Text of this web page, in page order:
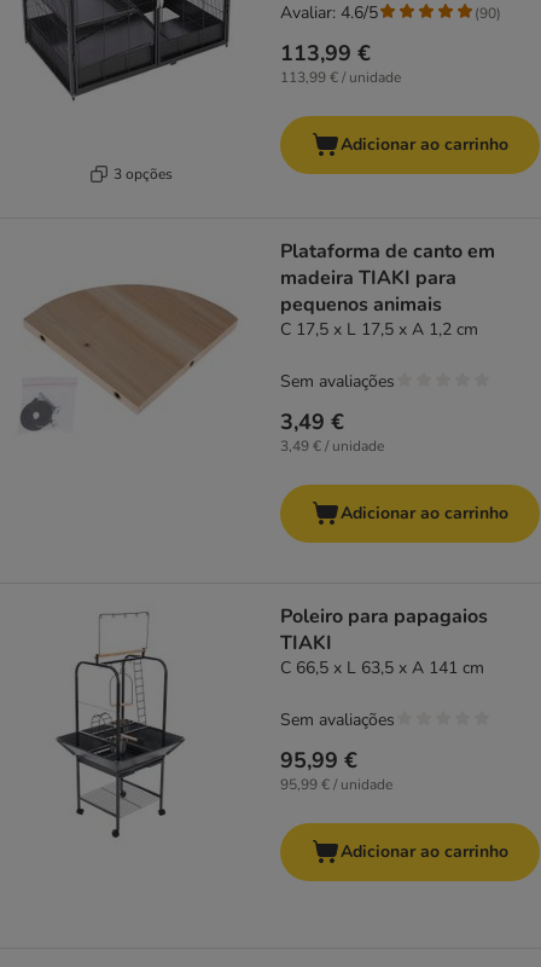
3 opções
113,99 €
113,99 € / unidade
Avaliar: 4.6/5 (90)
Adicionar ao carrinho
Plataforma de canto em
madeira TIAKI para
pequenos animais
C 17,5 x L 17,5 x A 1,2 cm
3,49 €
3,49 € / unidade
Sem avaliações
Adicionar ao carrinho
Poleiro para papagaios
TIAKI
C 66,5 x L 63,5 x A 141 cm
95,99 €
95,99 € / unidade
Sem avaliações
Adicionar ao carrinho